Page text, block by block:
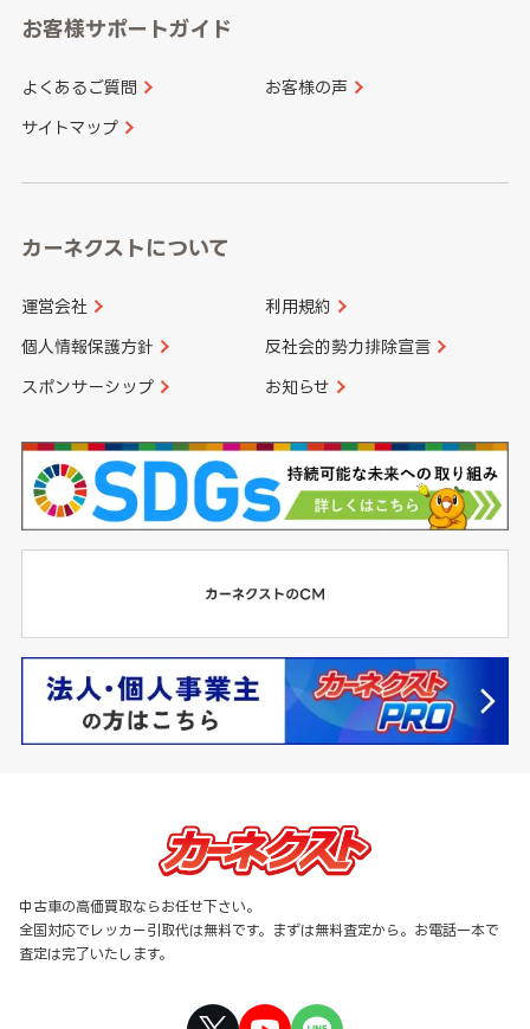
愛知県
和歌山県
山口県
香川県 愛媛県
長崎県
大分県 宮崎県
お客様サポートガイド
よくあるご質問 お客様の声
サイトマップ
カーネクストについて
運営会社 利用規約
個人情報保護方針 反社会的勢力排除宣言
スポンサーシップ お知らせ
中古車の高価買取ならお任せ下さい。
全国対応でレッカー引取代は無料です。まずは無料査定から。お電話一本で
査定は完了いたします。